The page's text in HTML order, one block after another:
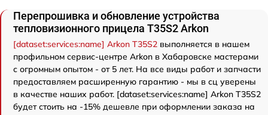
Перепрошивка и обновление устройства
тепловизионного прицела T35S2 Arkon
[dataset:services:name] Arkon T35S2 выполняется в нашем
профильном сервис-центре Arkon в Хабаровске мастерами
с огромным опытом - от 5 лет. На все виды работ и запчасти
предоставляем расширенную гарантию - мы в сц уверены
в качестве наших работ. [dataset:services:name] Arkon T35S2
будет стоить на -15% дешевле при оформлении заказа на